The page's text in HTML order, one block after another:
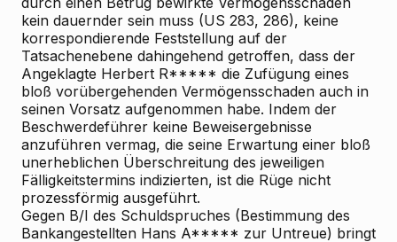
kein dauernder sein muss (US 283, 286), keine
korrespondierende Feststellung auf der
Tatsachenebene dahingehend getroffen, dass der
Angeklagte Herbert R***** die Zufügung eines
bloß vorübergehenden Vermögensschaden auch in
seinen Vorsatz aufgenommen habe. Indem der
Beschwerdeführer keine Beweisergebnisse
anzuführen vermag, die seine Erwartung einer bloß
unerheblichen Überschreitung des jeweiligen
Fälligkeitstermins indizierten, ist die Rüge nicht
prozessförmig ausgeführt.
Gegen B/I des Schuldspruches (Bestimmung des
Bankangestellten Hans A***** zur Untreue) bringt